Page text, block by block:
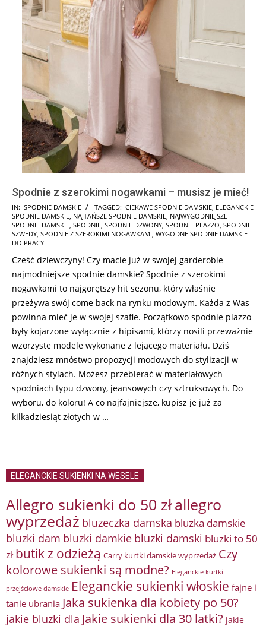
Spodnie z szerokimi nogawkami – musisz je mieć!
2025-
08-
15
IN: SPODNIE DAMSKIE TAGGED: CIEKAWE SPODNIE DAMSKIE ELEGANCKIE
SPODNIE DAMSKIE NAJTAŃSZE SPODNIE DAMSKIE NAJWYGODNIEJSZE
SPODNIE DAMSKIE SPODNIE SPODNIE DZWONY SPODNIE PLAZZO SPODNIE
SZWEDY SPODNIE Z SZEROKIMI NOGAWKAMI WYGODNE SPODNIE DAMSKIE
DO PRACY
Cześć dziewczyny! Czy macie już w swojej garderobie
najmodniejsze spodnie damskie? Spodnie z szerokimi
nogawkami to najgorętszy hit sezonu, który właśnie
przeżywa swój come back na rynku modowym. Każda z Was
powinna mieć je w swojej szafie. Początkowo spodnie plazzo
były kojarzone wyłącznie z hipisami, którzy nosili przeważnie
wzorzyste modele wykonane z lejącego materiału. Dziś
znajdziesz mnóstwo propozycji modowych do stylizacji w
różnych stylach. Możesz przebierać w materiałowych
spodniach typu dzwony, jeansowych czy sztruksowych. Do
wyboru, do koloru! A co najfajniejsze, kupisz je już za
kilkadziesiąt złotych w …
ELEGANCKIE SUKIENKI NA WESELE
Allegro sukienki do 50 złallegro
wyprzedaż bluzeczka damska bluzka damskie
bluzki dam bluzki damkie bluzki damski bluzki to 50
zł butik z odzieżą Carry kurtki damskie wyprzedaż Czy
kolorowe sukienki są modne? Eleganckie kurtki
przejściowe damskie Eleganckie sukienki włoskie fajne i
tanie ubrania Jaka sukienka dla kobiety po 50?
jakie bluzki dla Jakie sukienki dla 30 latki? jakie